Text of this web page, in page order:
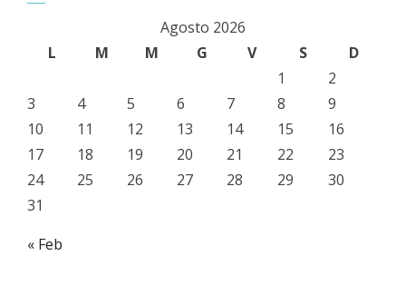
Agosto 2026
L
M M G V S
D
1
2
3
4 5 6 7 8
9
10
11 12 13 14 15
16
17
18 19 20 21 22
23
24
25 26 27 28 29
30
31
« Feb